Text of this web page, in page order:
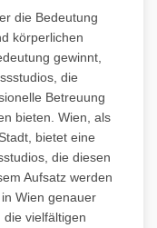
die Bedeutung
körperlichen
gewinnt,
die
Betreuung
bieten. Wien, als
bietet eine
die diesen
Aufsatz werden
Wien genauer
vielfältigen